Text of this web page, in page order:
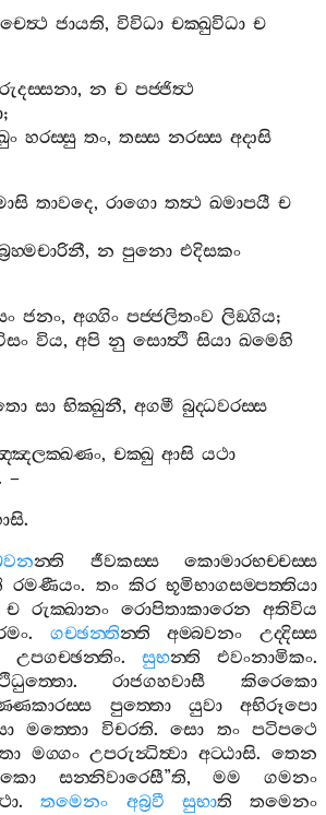
චෙත්‍ථ ජායති,විවිධා චක‍්ඛුවිධා ච
,න ච පජ‍්ජිත්‍ථ
;
හරස‍්සු තං,තස‍්ස නරස‍්ස අදාසි
තාවදෙ,රාගො තත්‍ථ ඛමාපයී ච
,න පුනො එදිසකං
ජනං,අග‍්ගිං පජ‍්ජලිතංව ලිඞ‍්ගිය;
විය,අපි නු සොත්‍ථි සියා ඛමෙහි
සා භික‍්ඛුනී,අගමී බුද‍්ධවරස‍්ස
,චක‍්ඛු ආසි යථා
–
.
න‍්ති ජීවකස‍්ස
කොමාරභච‍්චස‍්ස
රමණීයං. තං කිර භූමිභාගසම‍්පත‍්තියා
ච රුක‍්ඛානං රොපිතාකාරෙන
අතිවිය
. ගච‍්ඡන‍්තින‍්ති අම‍්බවනං
උද‍්දිස‍්ස
උපගච‍්ඡන‍්තිං. සුභන‍්ති එවංනාමිකං.
.රාජගහවාසී
කිරෙකො
පුත‍්තො යුවා
අභිරූපො
මත‍්තො විචරති. සො තං
පටිපථෙ
මග‍්ගං උපරුන්‍ධිත්‍වා අට‍්ඨාසි.තෙන
සන‍්නිවාරෙසී”ති,මම
ගමනං
.තමෙනං අබ්‍රවී සුභාති
තමෙනං